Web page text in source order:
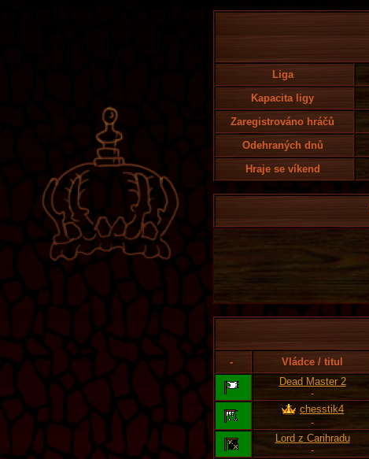
Liga
Kapacita ligy
Zaregistrováno hráčů
Odehraných dnů
Hraje se víkend
- Vládce / titul
Dead Master 2
-
chesstik4
-
Lord z Carihradu
-